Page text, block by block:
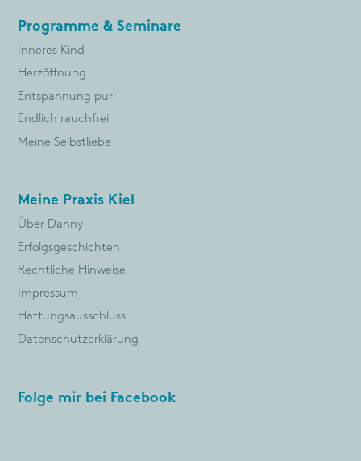
Programme & Seminare
Inneres Kind
Herzöffnung
Entspannung pur
Endlich rauchfrei
Meine Selbstliebe
Meine Praxis Kiel
Über Danny
Erfolgsgeschichten
Rechtliche Hinweise
Impressum
Haftungsausschluss
Datenschutzerklärung
Folge mir bei Facebook